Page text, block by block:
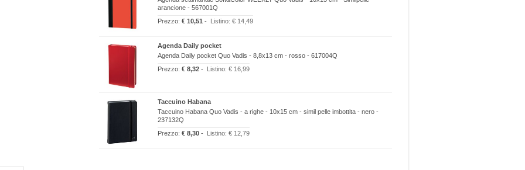
arancione - 567001Q
Prezzo: € 10,51 - Listino: € 14,49
Agenda Daily pocket
Agenda Daily pocket Quo Vadis - 8,8x13 cm - rosso - 617004Q
Prezzo: € 8,32 - Listino: € 16,99
Taccuino Habana
Taccuino Habana Quo Vadis - a righe - 10x15 cm - simil pelle imbottita - nero -
237132Q
Prezzo: € 8,30 - Listino: € 12,79